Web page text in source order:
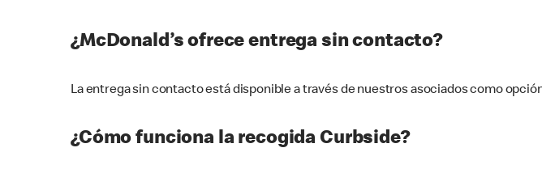
¿McDonald’s ofrece entrega sin contacto?
La entrega sin contacto está disponible a través de nuestros asociados como
¿Cómo funciona la recogida Curbside?